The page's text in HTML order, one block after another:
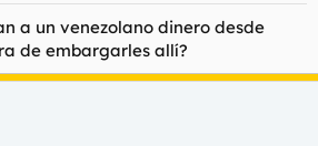
a un venezolano dinero desde
de embargarles allí?